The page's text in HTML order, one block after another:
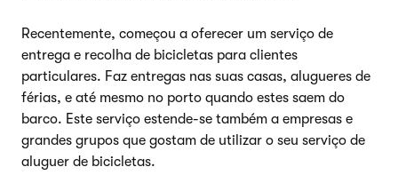
Recentemente, começou a oferecer um serviço de
entrega e recolha de bicicletas para clientes
particulares. Faz entregas nas suas casas, alugueres de
férias, e até mesmo no porto quando estes saem do
barco. Este serviço estende-se também a empresas e
grandes grupos que gostam de utilizar o seu serviço de
aluguer de bicicletas.